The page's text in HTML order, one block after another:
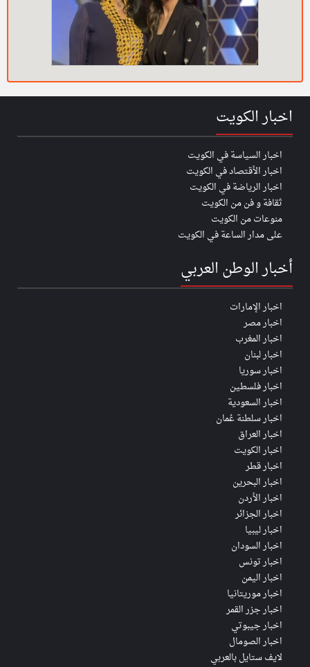
اخبار الكويت
اخبار السياسة في الكويت
اخبار الأقتصاد في الكويت
اخبار الرياضة في الكويت
ثقافة و فن من الكويت
منوعات من الكويت
على مدار الساعة في الكويت
أخبار الوطن العربي
اخبار الإمارات
اخبار مصر
اخبار المغرب
اخبار لبنان
اخبار سوريا
اخبار فلسطين
اخبار السعودية
اخبار سلطنة عُمان
اخبار العراق
اخبار الكويت
اخبار قطر
اخبار البحرين
اخبار الأردن
اخبار الجزائر
اخبار ليبيا
اخبار السودان
اخبار تونس
اخبار اليمن
اخبار موريتانيا
اخبار جزر القمر
اخبار جيبوتي
اخبار الصومال
لايف ستايل بالعربي